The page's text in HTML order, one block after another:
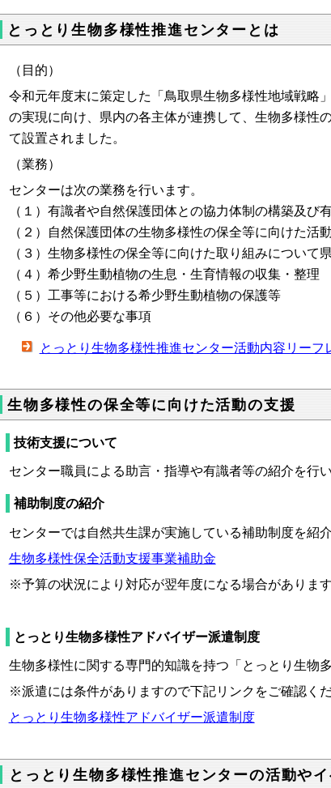
とっとり生物多様性推進センターとは
（目的）
令和元年度末に策定した「鳥取県生物多様性地域戦略
の実現に向け、県内の各主体が連携して、生物多様性
て設置されました。
（業務）
センターは次の業務を行います。
（１）有識者や自然保護団体との協力体制の構築及び
（２）自然保護団体の生物多様性の保全等に向けた活
（３）生物多様性の保全等に向けた取り組みについて
（４）希少野生動植物の生息・生育情報の収集・整理
（５）工事等における希少野生動植物の保護等
（６）その他必要な事項
とっとり生物多様性推進センター活動内容リーフ
生物多様性の保全等に向けた活動の支援
技術支援について
センター職員による助言・指導や有識者等の紹介を行い
補助制度の紹介
センターでは自然共生課が実施している補助制度を紹介
生物多様性保全活動支援事業補助金
※予算の状況により対応が翌年度になる場合があります
とっとり生物多様性アドバイザー派遣制度
生物多様性に関する専門的知識を持つ「とっとり生物
※派遣には条件がありますので下記リンクをご確認くだ
とっとり生物多様性アドバイザー派遣制度
とっとり生物多様性推進センターの活動や